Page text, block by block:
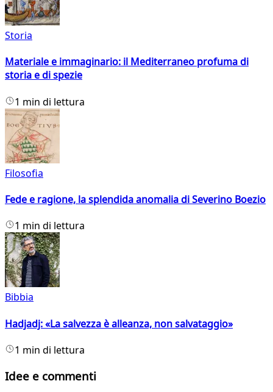
Storia
Materiale e immaginario: il Mediterraneo profuma di
storia e di spezie
1 min di lettura
Filosofia
Fede e ragione, la splendida anomalia di Severino Boezio
1 min di lettura
Bibbia
Hadjadj: «La salvezza è alleanza, non salvataggio»
1 min di lettura
Idee e commenti